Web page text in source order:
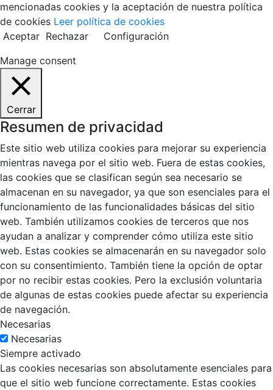
mencionadas cookies y la aceptación de nuestra política
de cookies Leer política de cookies
Aceptar Rechazar
Configuración
Manage consent
Cerrar
Resumen de privacidad
Este sitio web utiliza cookies para mejorar su experiencia
mientras navega por el sitio web. Fuera de estas cookies,
las cookies que se clasifican según sea necesario se
almacenan en su navegador, ya que son esenciales para el
funcionamiento de las funcionalidades básicas del sitio
web. También utilizamos cookies de terceros que nos
ayudan a analizar y comprender cómo utiliza este sitio
web. Estas cookies se almacenarán en su navegador solo
con su consentimiento. También tiene la opción de optar
por no recibir estas cookies. Pero la exclusión voluntaria
de algunas de estas cookies puede afectar su experiencia
de navegación.
Necesarias
Necesarias
Siempre activado
Las cookies necesarias son absolutamente esenciales para
que el sitio web funcione correctamente. Estas cookies